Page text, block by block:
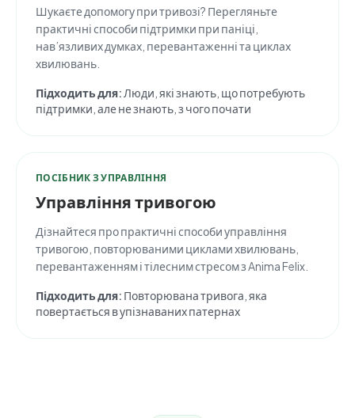
Шукаєте допомогу при тривозі? Перегляньте
практичні способи підтримки при паніці,
нав’язливих думках, перевантаженні та циклах
хвилювань.
Підходить для: Люди, які знають, що потребують
підтримки, але не знають, з чого почати
ПОСІБНИК З УПРАВЛІННЯ
Управління тривогою
Дізнайтеся про практичні способи управління
тривогою, повторюваними циклами хвилювань,
перевантаженням і тілесним стресом з Anima Felix.
Підходить для: Повторювана тривога, яка
повертається в упізнаваних патернах